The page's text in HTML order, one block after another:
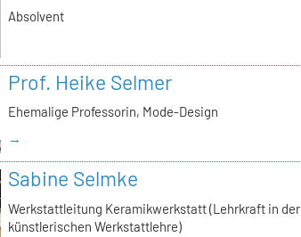
Absolvent
Prof. Heike Selmer
Ehemalige Professorin, Mode-Design
→
Sabine Selmke
Werkstattleitung Keramikwerkstatt (Lehrkraft in der
künstlerischen Werkstattlehre)